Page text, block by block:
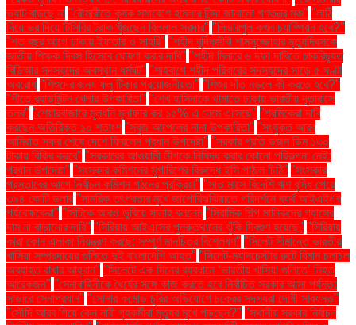
ভ্যাট বাড়ছে না "রৌমারীতে কৃষক সমাবেশে হামলার নিন্দা জানালো গণতন্ত্র মঞ্চ" "লাঠি
দিয়ে ভর দিয়ে টিসিবির ট্রাক খুঁজছেন বিল্লাল সরদার" "লিভারপুল কখন চ্যাম্পিয়ন হবে?"
"শত বছর আগে ঢাকায় ইফতার ও সাহ্‌রি" "শহীদ বুদ্ধিজীবী শামসুজ্জোহার মৃত্যুদিবসকে
জাতীয় শিক্ষক দিবস হিসেবে ঘোষণা করার দাবি" "শহীদ মিনারে ৬ দফা দাবিতে চাকরিচ্যুত
বিডিআর সদস্যদের অবস্থান ধর্মঘট" "শাহবাগে শহীদ পরিবারের সদস্যদের সাড়ে ৫ ঘণ্টা
অবরোধ "শিশুদের জন্য ফ্লু টিকার প্রয়োজনীয়তা" "শিশুর দাঁত নড়লে কী করতে হবে?"
"শীতে ব্যাডমিন্টন খেলার উপকারিতা" "শেখ হাসিনাকে থামাতে ঢাকায় ভারতীয় দূতাবাসে
তলব" "শেয়ারবাজারে মূলধনি মুনাফার কর ১৫% এ নেমে এসেছে" "শ্রমিকেরা দাবি
করছেন অতিরিক্ত ১০ শতাংশ "সবুজ আপেলের নানা উপকারিতা" "সংযুক্ত আরব
আমিরাত সফর শেষে দেশে ফিরলেন প্রধান উপদেষ্টা" "সরকার প্রতি ডজন ডিম ১৩০
টাকায় বিক্রি করবে" "সরকারের আওয়ামী লীগকে নিষিদ্ধ করার কোনো পরিকল্পনা নেই:
প্রধান উপদেষ্টা" "সংস্কার কমিশনের সুপারিশের বিরুদ্ধে ইসি পাঠাল চিঠি" "সংস্কার
প্রস্তাবের আগে নির্বাচন কমিশন গঠনের প্রক্রিয়া" "সাত মাসে বিদেশি ঋণ বৃদ্ধি পেয়ে
৩৯৪ কোটি ডলার "সামরিক তৎপরতার মুখে জাপোরিঝঝিয়াতে পরিদর্শনে ব্যর্থ আইএইএর
পর্যবেক্ষকেরা" "সিটিকে আরও ডুবিয়ে সালাহ বললেন "সিরামিক শিল্প মালিকদের গ্যাসের
দাম না বাড়ানোর দাবি" "সিরিয়ায় আইএসের পুনরুত্থানের ঝুঁকি দ্বিগুণ হয়েছে" "সিরিয়ায়
কারা কোন এলাকা নিয়ন্ত্রণ করছে: সম্পূর্ণ মানচিত্র বিশ্লেষণ" "সিলেট সীমান্তে ভারতীয়
খাসিয়া সম্প্রদায়ের গুলিতে দুই বাংলাদেশি আহত" "সিলেট-ম্যানচেস্টার রুটে বিমান চলাচল
অব্যাহত রাখার আহ্বান" "সিলেটে এক দিনের ব্যবধানে ‘ভারতীয় খাসিয়া গু‌লিতে’ নিহত
আরেকজন" "সেনাবাহিনীকে ধৈর্যের সঙ্গে কাজ করতে হবে নির্বাচিত সরকার আসা পর্যন্ত:
সাভারে সেনাপ্রধান" "সোনার কমোড চুরির অভিযোগে চক্রের সদস্যরা দোষী সাব্যস্ত"
"সৌদি আরব গিয়ে কেন নারী গৃহকর্মীরা মৃত্যুর মুখে পড়ছেন?" "স্থানীয় সরকার নির্বাচন